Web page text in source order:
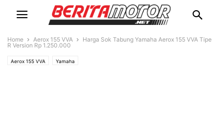
Home Aerox 155 VVA
Harga Sok Tabung Yamaha Aerox 155 VVA Tipe
R Version Rp 1.250.000
Aerox 155 VVA Yamaha